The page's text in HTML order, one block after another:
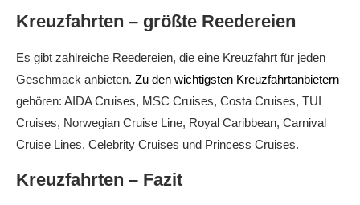
Kreuzfahrten – größte Reedereien
Es gibt zahlreiche Reedereien, die eine Kreuzfahrt für jeden
Geschmack anbieten. Zu den wichtigsten Kreuzfahrtanbietern
gehören: AIDA Cruises, MSC Cruises, Costa Cruises, TUI
Cruises, Norwegian Cruise Line, Royal Caribbean, Carnival
Cruise Lines, Celebrity Cruises und Princess Cruises.
Kreuzfahrten – Fazit